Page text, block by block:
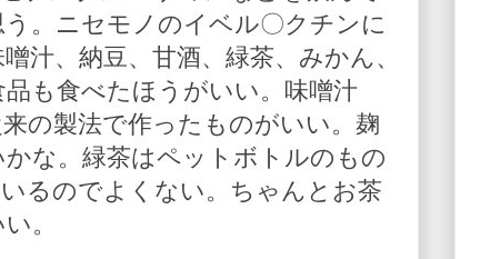
。ニセモノのイベル〇クチンに
汁、納豆、甘酒、緑茶、みかん、
も食べたほうがいい。味噌汁
の製法で作ったものがいい。麹
な。緑茶はペットボトルのもの
るのでよくない。ちゃんとお茶
。